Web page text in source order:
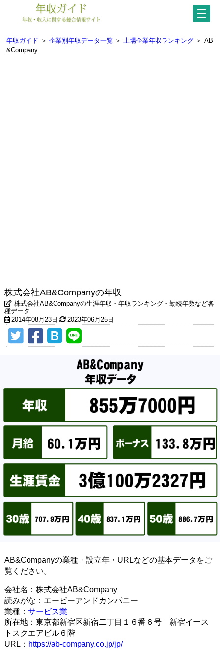
年収ガイド ＞ 企業別年収データ一覧 ＞ 上場企業年収ランキング ＞ AB
&Company
株式会社AB&Companyの年収
株式会社AB&Companyの生涯年収・年収ランキング・勤続年数など各
種データ
2014年08月23日
2023年06月25日
AB&Companyの業種・設立年・URLなどの基本データをご
覧ください。
会社名：株式会社AB&Company
読みがな：エービーアンドカンパニー
業種： サービス業
所在地：東京都新宿区新宿二丁目１６番６号 新宿イース
トスクエアビル６階
URL： https://ab-company.co.jp/jp/